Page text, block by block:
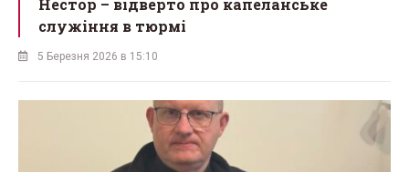
служіння в тюрмі
5 Березня 2026 в 15:10